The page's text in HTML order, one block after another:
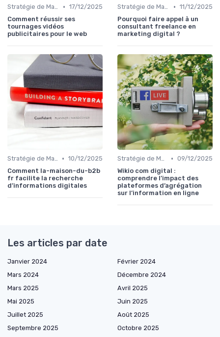
Stratégie de Marketing Digital • 17/12/2025
Comment réussir ses
tournages vidéos
publicitaires pour le web
Stratégie de Marketing Digital • 11/12/2025
Pourquoi faire appel à un
consultant freelance en
marketing digital ?
Stratégie de Marketing Digital • 10/12/2025
Comment la-maison-du-b2b
fr facilite la recherche
d’informations digitales
Stratégie de Marketing Digital • 09/12/2025
Wikio com digital :
comprendre l’impact des
plateformes d’agrégation
sur l’information en ligne
Les articles par date
Janvier 2024
Février 2024
Mars 2024
Décembre 2024
Mars 2025
Avril 2025
Mai 2025
Juin 2025
Juillet 2025
Août 2025
Septembre 2025
Octobre 2025